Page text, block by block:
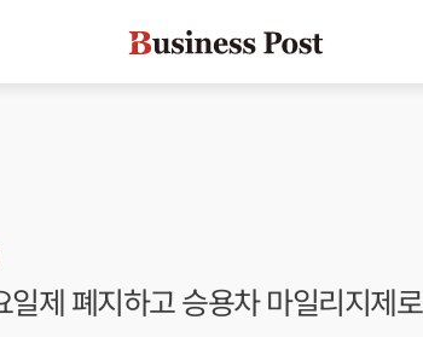
일제 폐지하고 승용차 마일리지제